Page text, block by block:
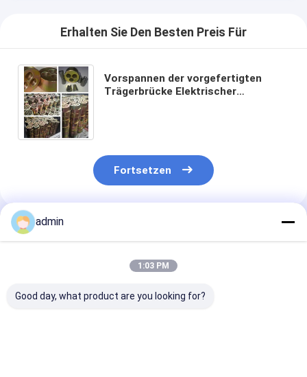
Erhalten Sie Den Besten Preis Für
Vorspannen der vorgefertigten
Trägerbrücke Elektrischer
Fortsetzen
Empfohlene Produkte
admin
1:03 PM
Good day, what product are you looking for?